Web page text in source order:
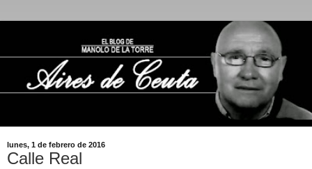
lunes, 1 de febrero de 2016
Calle Real